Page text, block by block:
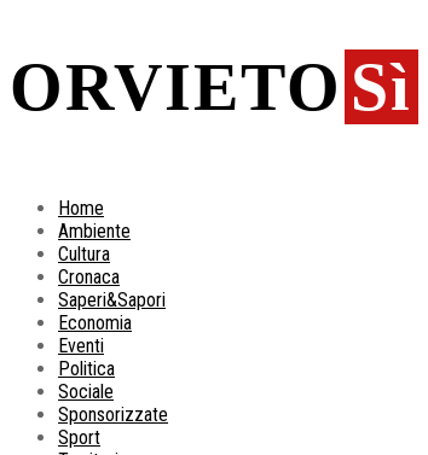
ORVIETO Sì
Home
Ambiente
Cultura
Cronaca
Saperi&Sapori
Economia
Eventi
Politica
Sociale
Sponsorizzate
Sport